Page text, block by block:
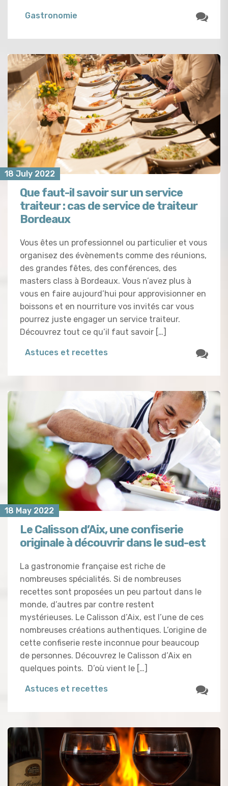
Gastronomie
18 July 2022
Que faut-il savoir sur un service
traiteur : cas de service de traiteur
Bordeaux
Vous êtes un professionnel ou particulier et vous
organisez des évènements comme des réunions,
des grandes fêtes, des conférences, des
masters class à Bordeaux. Vous n’avez plus à
vous en faire aujourd’hui pour approvisionner en
boissons et en nourriture vos invités car vous
pourrez juste engager un service traiteur.
Découvrez tout ce qu’il faut savoir […]
Astuces et recettes
18 May 2022
Le Calisson d’Aix, une confiserie
originale à découvrir dans le sud-est
La gastronomie française est riche de
nombreuses spécialités. Si de nombreuses
recettes sont proposées un peu partout dans le
monde, d’autres par contre restent
mystérieuses. Le Calisson d’Aix, est l’une de ces
nombreuses créations authentiques. L’origine de
cette confiserie reste inconnue pour beaucoup
de personnes. Découvrez le Calisson d’Aix en
quelques points. D’où vient le […]
Astuces et recettes